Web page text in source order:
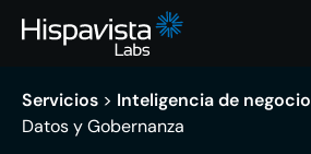
Servicios > Inteligencia de negocio
Datos y Gobernanza